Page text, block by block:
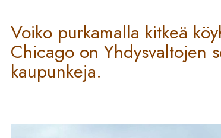
Voiko purkamalla kitkeä
Chicago on Yhdysvaltojen
kaupunkeja.